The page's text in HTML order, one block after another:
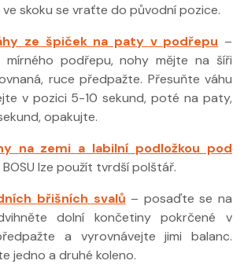
skoku se vraťte do původní pozice.
ze špiček na paty v podřepu –
podřepu, nohy mějte na šíři
ruce předpažte. Přesuňte váhu
v pozici 5-10 sekund, poté na paty,
opakujte.
na zemi a labilní podložkou pod
lze použít tvrdší polštář.
břišních svalů – posaďte se na
dolní končetiny pokrčené v
a vyrovnávejte jimi balanc.
jedno a druhé koleno.